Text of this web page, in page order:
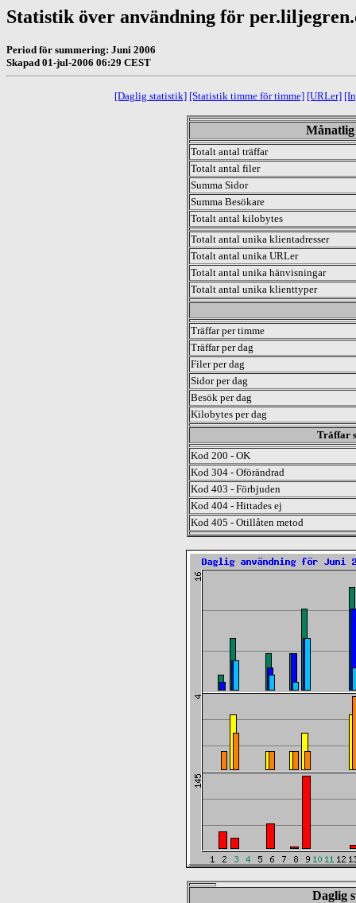
Statistik över användning för
Period för summering: Juni 2006
Skapad 01-jul-2006 06:29 CEST
[Daglig statistik] [Statistik timme för timme] [URLer]
Totalt antal träffar
Totalt antal filer
Summa Sidor
Summa Besökare
Totalt antal kilobytes
Totalt antal unika klientadresser
Totalt antal unika URLer
Totalt antal unika hänvisningar
Totalt antal unika klienttyper
Träffar per timme
Träffar per dag
Filer per dag
Sidor per dag
Besök per dag
Kilobytes per dag
Träffar
Kod 200 - OK
Kod 304 - Oförändrad
Kod 403 - Förbjuden
Kod 404 - Hittades ej
Kod 405 - Otillåten metod
Daglig